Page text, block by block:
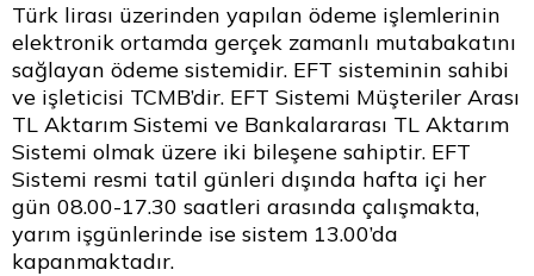
Türk lirası üzerinden yapılan ödeme işlemlerinin
elektronik ortamda gerçek zamanlı mutabakatını
sağlayan ödeme sistemidir. EFT sisteminin sahibi
ve işleticisi TCMB’dir. EFT Sistemi Müşteriler Arası
TL Aktarım Sistemi ve Bankalararası TL Aktarım
Sistemi olmak üzere iki bileşene sahiptir. EFT
Sistemi resmi tatil günleri dışında hafta içi her
gün 08.00-17.30 saatleri arasında çalışmakta,
yarım işgünlerinde ise sistem 13.00’da
kapanmaktadır.